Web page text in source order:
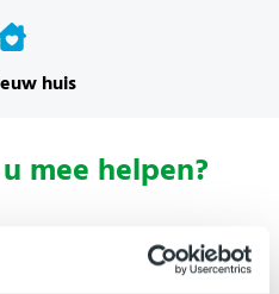
huis
mee helpen?